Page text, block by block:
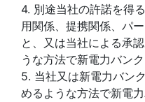
4. 別途当社の許諾を得
用関係、提携関係、パ
と、又は当社による承
うな方法で新電力バン
5. 当社又は新電力バン
めるような方法で新電